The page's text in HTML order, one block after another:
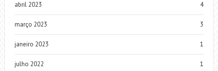
abril 2023 4
março 2023 3
janeiro 2023 1
julho 2022 1